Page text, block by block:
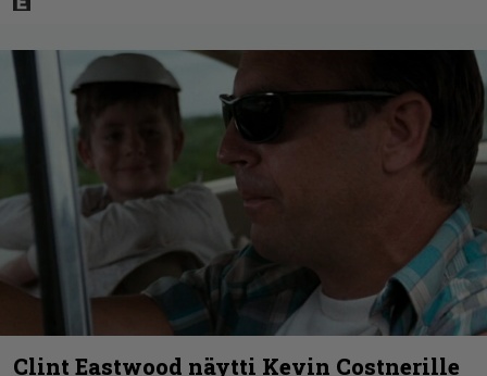
Clint Eastwood näytti Kevin Costnerille